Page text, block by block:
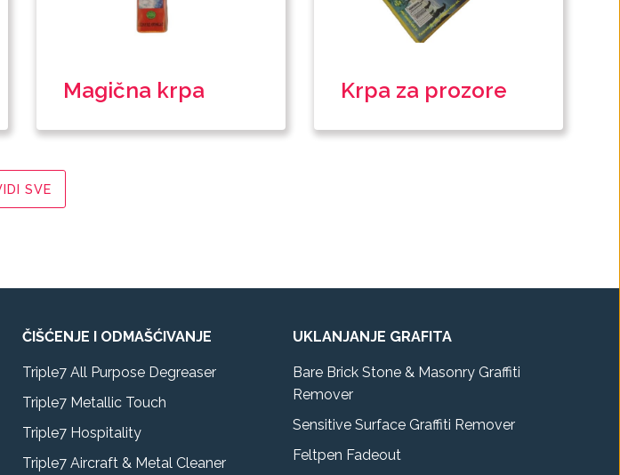
Magična krpa Krpa za prozore
SVE
ČIŠĆENJE I ODMAŠĆIVANJE
Triple7 All Purpose Degreaser
Triple7 Metallic Touch
Triple7 Hospitality
Triple7 Aircraft & Metal Cleaner
UKLANJANJE GRAFITA
Bare Brick Stone & Masonry Graffiti
Remover
Sensitive Surface Graffiti Remover
Feltpen Fadeout